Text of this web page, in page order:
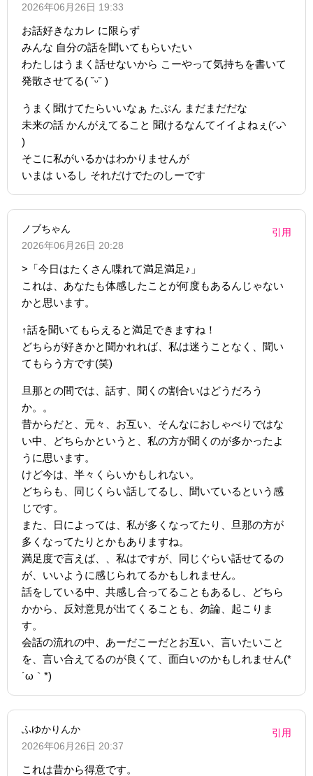
2026年06月26日 19:33
お話好きなカレ に限らず
みんな 自分の話を聞いてもらいたい
わたしはうまく話せないから こーやって気持ちを書いて
発散させてる( ˘ᵕ˘ )
うまく聞けてたらいいなぁ たぶん まだまだだな
未来の話 かんがえてること 聞けるなんてイイよねぇ(◜ᴗ◝
)
そこに私がいるかはわかりませんが
いまは いるし それだけでたのしーです
ノブちゃん
2026年06月26日 20:28
引用
>「今日はたくさん喋れて満足満足♪」
これは、あなたも体感したことが何度もあるんじゃない
かと思います。
↑話を聞いてもらえると満足できますね！
どちらが好きかと聞かれれば、私は迷うことなく、聞い
てもらう方です(笑)
旦那との間では、話す、聞くの割合いはどうだろう
か。。
昔からだと、元々、お互い、そんなにおしゃべりではな
い中、どちらかというと、私の方が聞くのが多かったよ
うに思います。
けど今は、半々くらいかもしれない。
どちらも、同じくらい話してるし、聞いているという感
じです。
また、日によっては、私が多くなってたり、旦那の方が
多くなってたりとかもありますね。
満足度で言えば、、私はですが、同じぐらい話せてるの
が、いいように感じられてるかもしれません。
話をしている中、共感し合ってることもあるし、どちら
かから、反対意見が出てくることも、勿論、起こりま
す。
会話の流れの中、あーだこーだとお互い、言いたいこと
を、言い合えてるのが良くて、面白いのかもしれません(*
´ω｀*)
ふゆかりんか
2026年06月26日 20:37
引用
これは昔から得意です。